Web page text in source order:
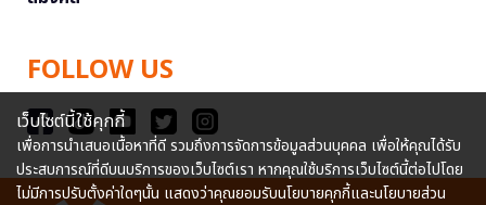
FOLLOW US
เว็บไซต์นี้ใช้คุกกี้
เพื่อการนำเสนอเนื้อหาที่ดี รวมถึงการจัดการข้อมูลส่วนบุคคล เพื่อให้คุณได้รับ
ประสบการณ์ที่ดีบนบริการของเว็บไซต์เรา หากคุณใช้บริการเว็บไซต์นี้ต่อไปโดย
ไม่มีการปรับตั้งค่าใดๆนั้น แสดงว่าคุณยอมรับนโยบายคุกกี้และนโยบายส่วน